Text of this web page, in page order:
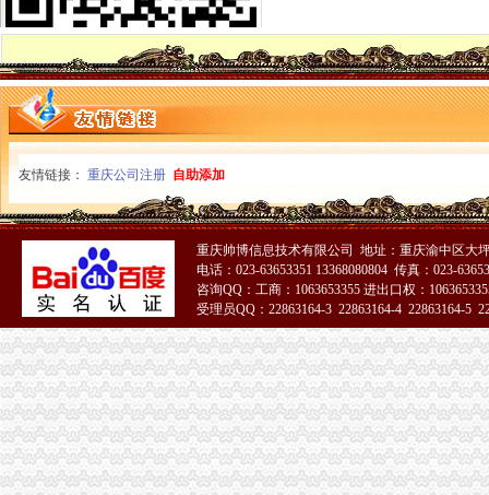
重庆市渝中区化龙桥小学校怎么样|重庆市渝中区化龙桥小学校地址,
渝中区化龙桥地块_重庆渝中土地招拍挂-房天下土地网
渝中区免费wifi区域扩展至化龙桥大坪_重庆频道_凤凰网
重庆市渝中区化龙桥小学校简介|重庆市渝中区化龙桥小学校地址,概
关于渝中区化龙桥车站增设垃圾桶的建议_重庆市公开信箱
（出件）重庆渝中区化龙桥片区B9/03地块项目工程办事结果-重庆市
重庆市渝中区化龙桥小学伙食团-吴虹-拉销网-拉销
渝中区化龙桥电玩城办理过消防验收_中国贸易网
【2图】渝中区化龙桥门面招商,重庆渝中化龙桥商铺出租-重庆赶集网
重庆市渝中区化龙桥运输站-关于我们-拉销网
重庆渝中区化龙桥长城宽带电话_重庆长城宽带_新浪博客
化龙桥花店（0214.com）-重庆渝中区化龙桥附近的鲜花店
渝中区化龙桥专业公司居民搬迁拆装家具_志趣网
渝中区化龙桥驾校的是哪家_志趣网
重庆市渝中区化龙桥高层项目一期工程.doc
重庆技能培训_重庆渝中区技能培训_重庆渝中区技能培训化龙桥_百度
重庆渝中区化龙桥华村的申通快递代理点在哪里-爱问知识人
重庆渝中区化龙桥国税所附近_预订_旅交汇
渝中区化龙桥
化龙桥-重庆天地旁-渝中区预订,化龙桥-重庆天地旁-渝中区价格_地址
关于渝中区化龙桥车站增设垃圾桶的建议_重庆市公开信箱
重庆农业采摘园_重庆渝中区农业采摘园_重庆渝中区农业采摘园化龙桥
友情链接： 重庆公司注册 自助添加
重庆帅博信息技术有限公司 地址：重庆渝中区大
电话：023-63653351 13368080804 传真：023-
咨询QQ：工商：1063653355 进出口权：
受理员QQ：22863164-3 22863164-4 22863164-5
51La